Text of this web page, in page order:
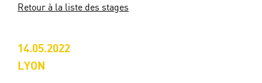
Retour à la liste des stages
14.05.2022
LYON